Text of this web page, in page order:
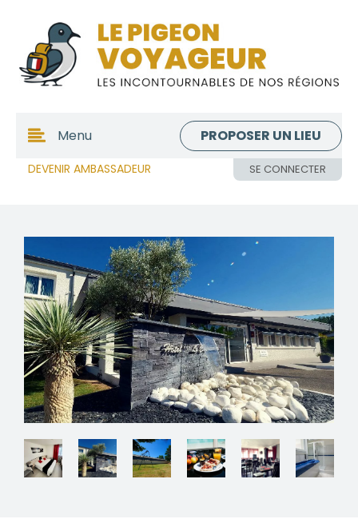
DEVENIR AMBASSADEUR SE CONNECTER
Menu PROPOSER UN LIEU